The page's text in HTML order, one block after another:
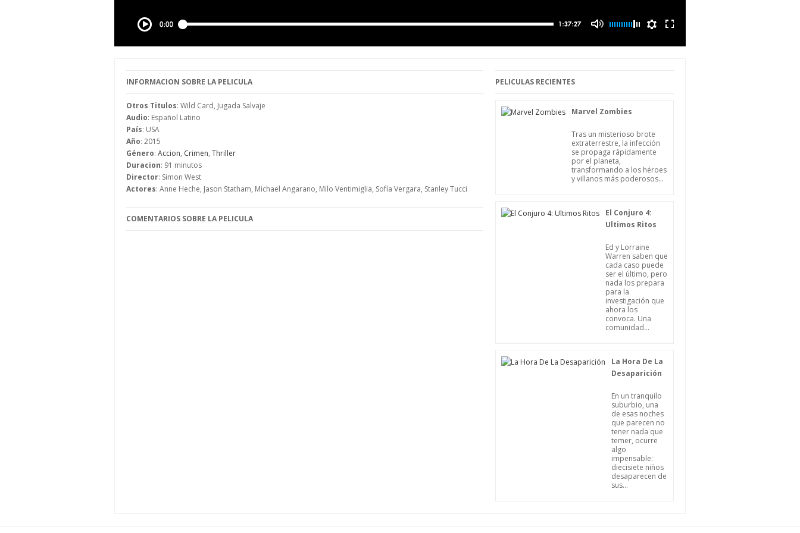
INFORMACION SOBRE LA PELICULA
Otros Titulos: Wild Card, Jugada Salvaje
Audio: Español Latino
País: USA
Año: 2015
Género: Accion, Crimen, Thriller
Duracion: 91 minutos
Director: Simon West
Actores: Anne Heche, Jason Statham, Michael Angarano, Milo Ventimiglia, Sofía Vergara, Stanley Tucci
COMENTARIOS SOBRE LA PELICULA
PELICULAS RECIENTES
Marvel Zombies
Tras un misterioso brote
extraterrestre, la infección
se propaga rápidamente
por el planeta,
transformando a los héroes
y villanos más poderosos...
El Conjuro 4:
Ultimos Ritos
Ed y Lorraine
Warren saben que
cada caso puede
ser el último, pero
nada los prepara
para la
investigación que
ahora los
convoca. Una
comunidad...
La Hora De La
Desaparición
En un tranquilo
suburbio, una
de esas noches
que parecen no
tener nada que
temer, ocurre
algo
impensable:
diecisiete niños
desaparecen de
sus...